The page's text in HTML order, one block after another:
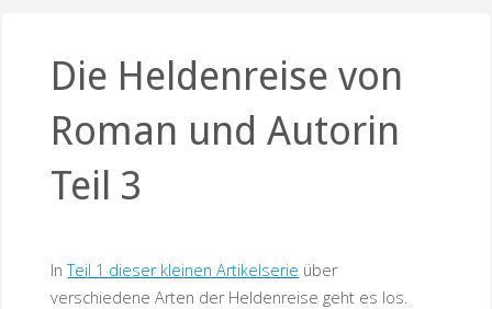
Die Heldenreise von
Roman und Autorin
Teil 3
InTeil 1 dieser kleinen Artikelserie über
verschiedene Arten der Heldenreise geht es los.